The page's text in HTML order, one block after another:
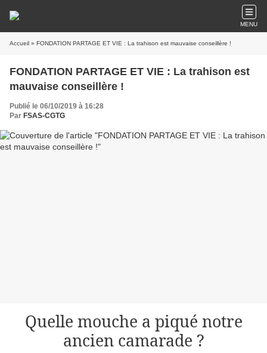
MENU
Accueil » FONDATION PARTAGE ET VIE : La trahison est mauvaise conseillère !
FONDATION PARTAGE ET VIE : La trahison est
mauvaise conseillère !
Publié le 06/10/2019 à 16:28
Par FSAS-CGTG
Quelle mouche a piqué notre
ancien camarade ?